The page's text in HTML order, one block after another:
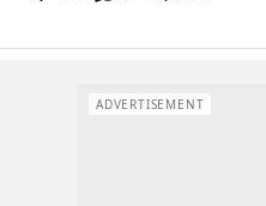
ADVERTISEMENT